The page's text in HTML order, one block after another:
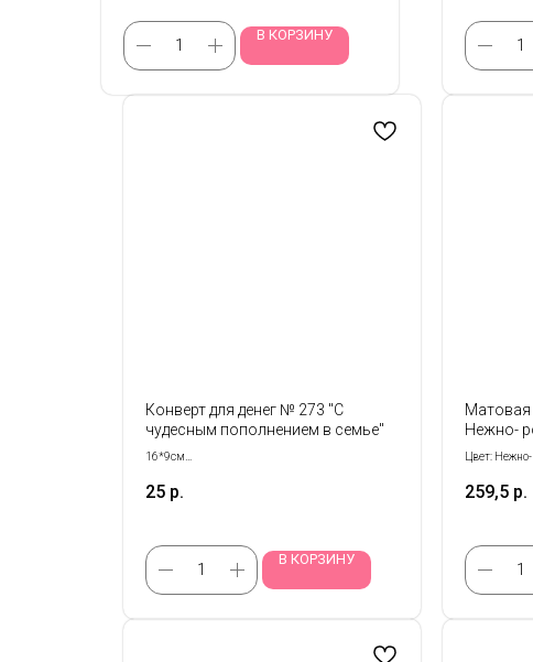
В КОРЗИНУ
Конверт для денег № 273 "С
чудесным пополнением в семье"
16*9см
25 р.
В КОРЗИНУ
Матовая
Нежно-
Цвет:
259,5 р.